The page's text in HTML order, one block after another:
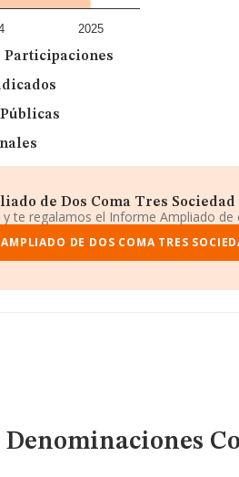
2025
de Dos Coma Tres
te regalamos el Informe Ampliado de
DE DOS COMA TRES
Comerciales